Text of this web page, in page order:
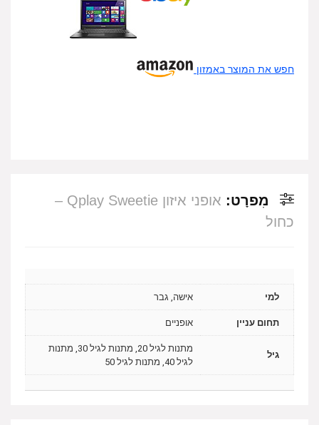
חפש את המוצר באמזון
מִפרָט:
אופני איזון Qplay Sweetie –
כחול
למי אישה, גבר
תחום עניין אופניים
גיל
מתנות לגיל 20, מתנות לגיל 30, מתנות
לגיל 40, מתנות לגיל 50